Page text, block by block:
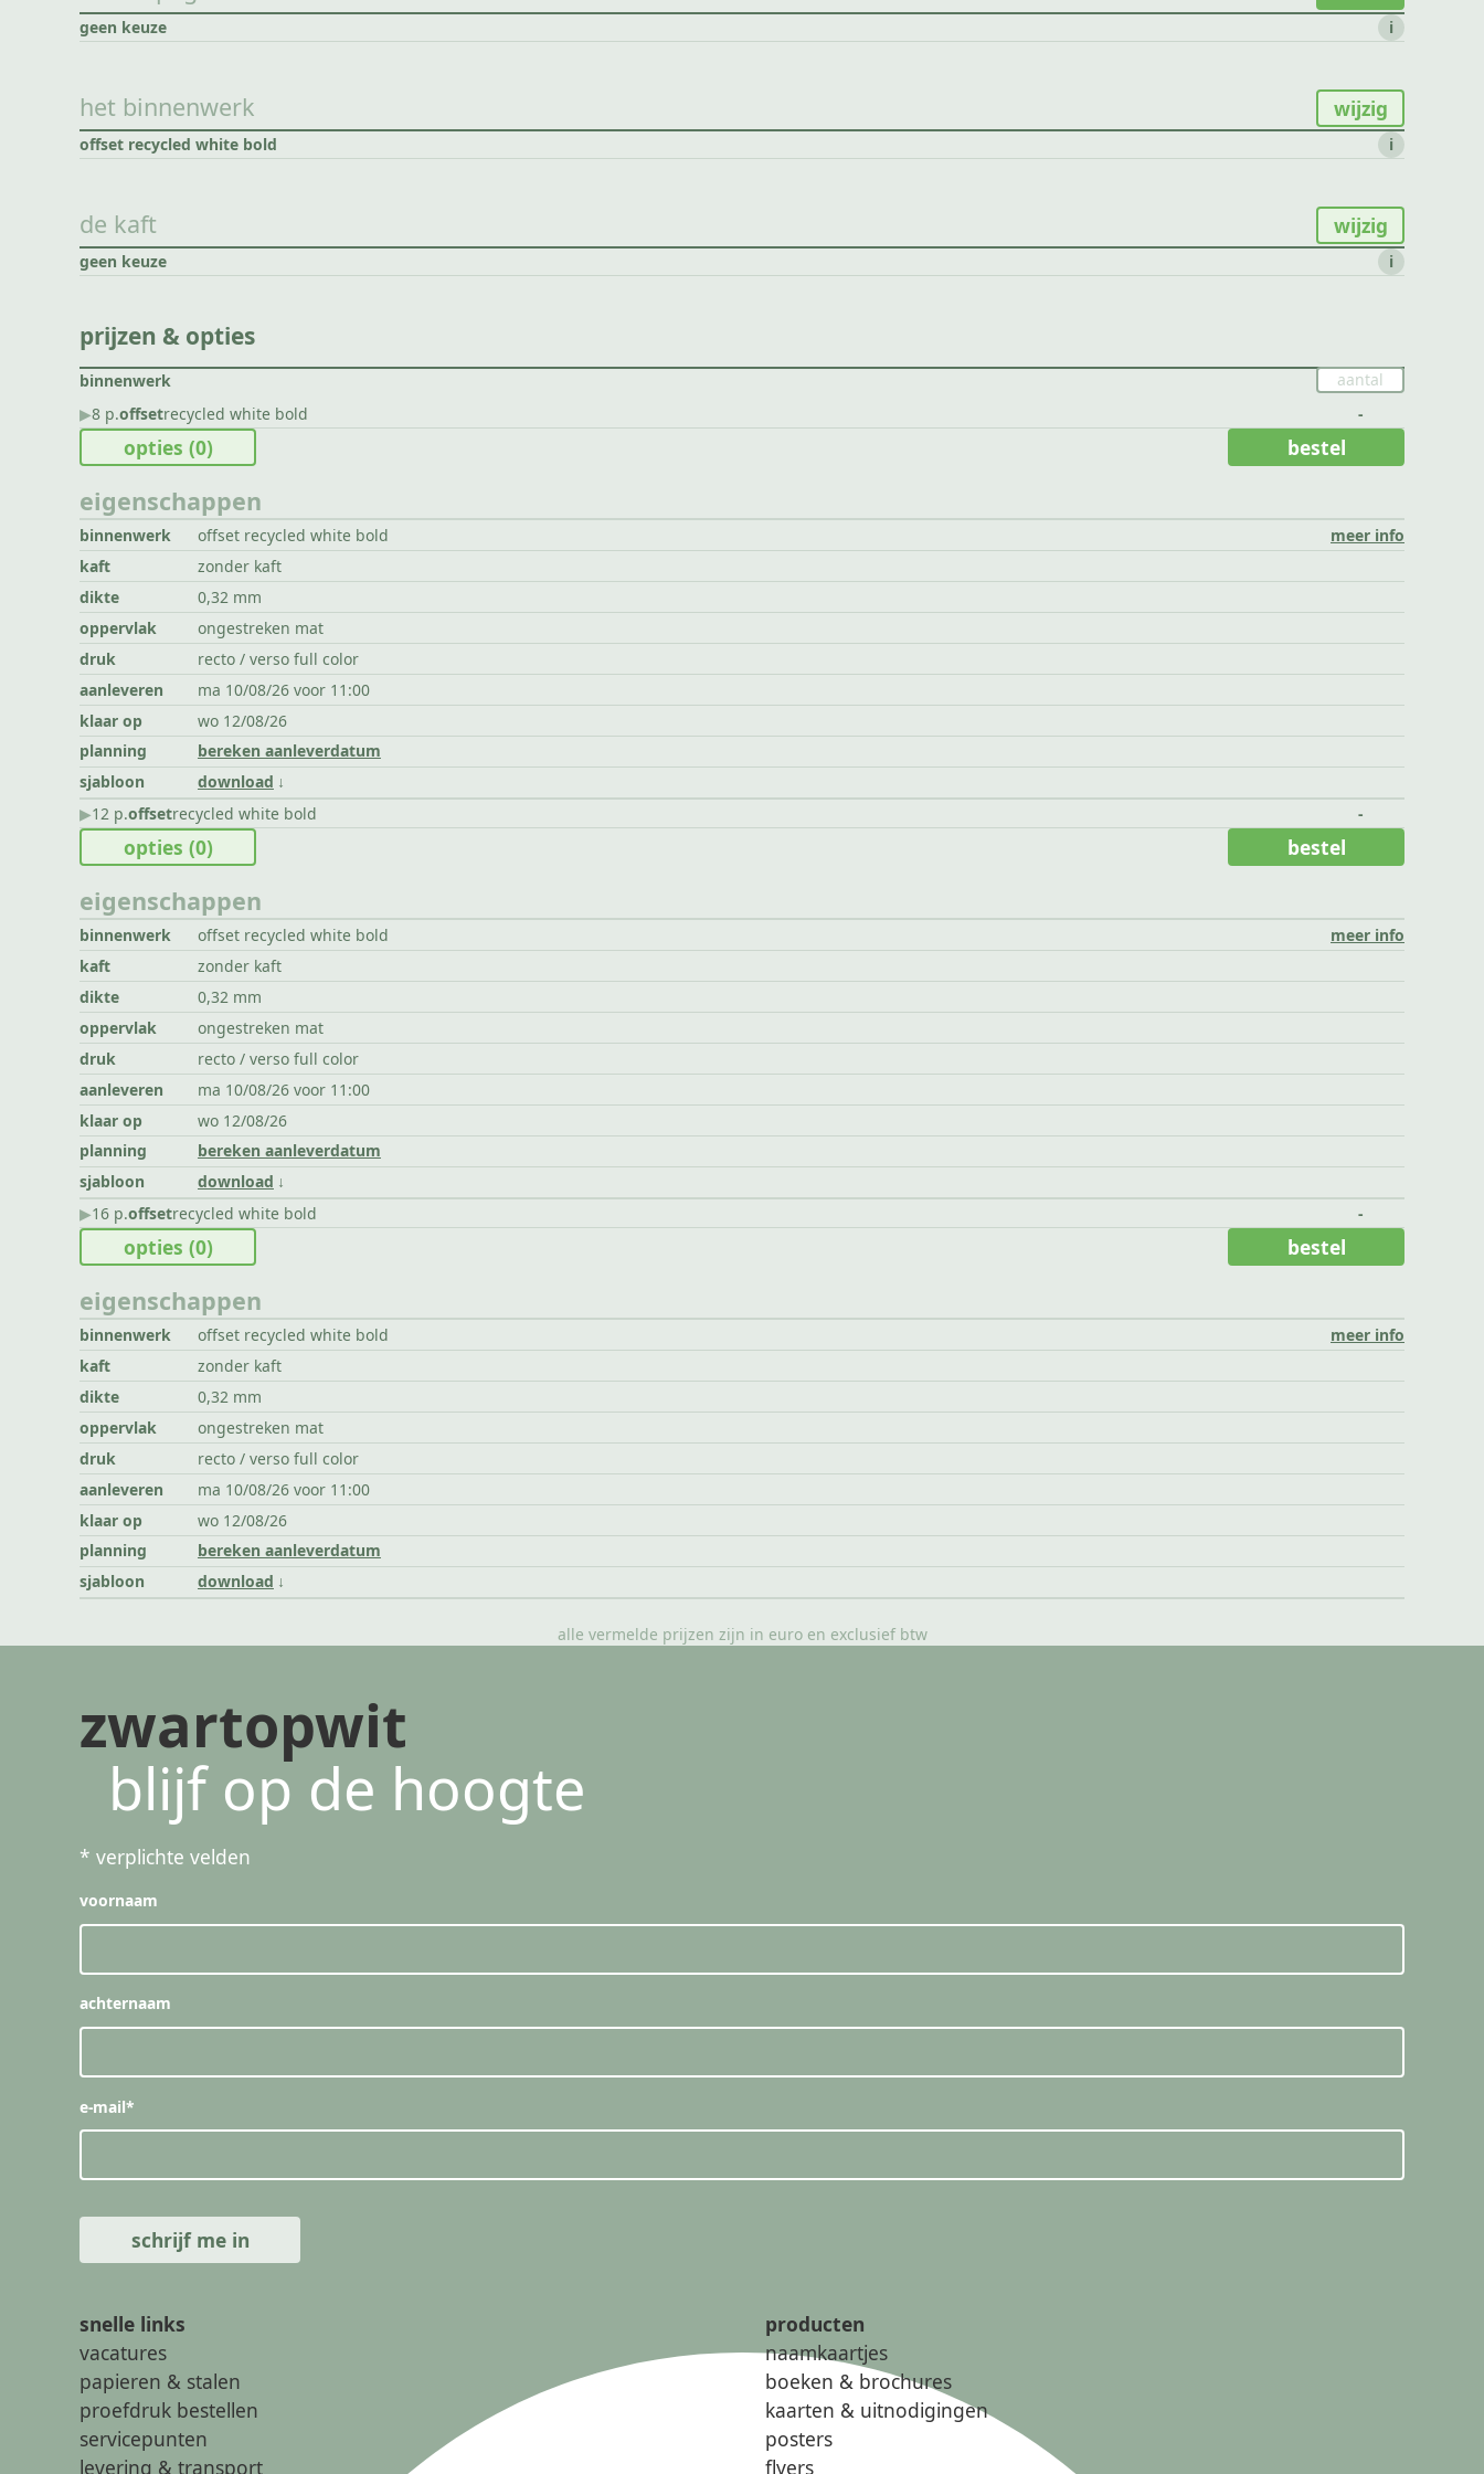
geen keuze i
het binnenwerk wijzig
offset recycled white bold i
de kaft wijzig
geen keuze i
prijzen & opties
binnenwerk
▶︎8 p.offsetrecycled white bold -
eigenschappen
binnenwerk offset recycled white bold
meer info
kaft
zonder kaft
dikte
0,32 mm
oppervlak
ongestreken mat
druk
recto / verso full color
aanleveren
ma 10/08/26 voor 11:00
klaar op
wo 12/08/26
planning
bereken aanleverdatum
sjabloon
download
opties (0) bestel
▶︎12 p.offsetrecycled white bold -
eigenschappen
binnenwerk offset recycled white bold
meer info
kaft
zonder kaft
dikte
0,32 mm
oppervlak
ongestreken mat
druk
recto / verso full color
aanleveren
ma 10/08/26 voor 11:00
klaar op
wo 12/08/26
planning
bereken aanleverdatum
sjabloon
download
opties (0) bestel
▶︎16 p.offsetrecycled white bold -
eigenschappen
binnenwerk offset recycled white bold
meer info
kaft
zonder kaft
dikte
0,32 mm
oppervlak
ongestreken mat
druk
recto / verso full color
aanleveren
ma 10/08/26 voor 11:00
klaar op
wo 12/08/26
planning
bereken aanleverdatum
sjabloon
download
opties (0) bestel
alle vermelde prijzen zijn in euro en exclusief btw
zwartopwit
blijf op de hoogte
* verplichte velden
voornaam
achternaam
e-mail*
snelle links
vacatures
papieren & stalen
proefdruk bestellen
servicepunten
levering & transport
producten
naamkaartjes
boeken & brochures
kaarten & uitnodigingen
posters
flyers